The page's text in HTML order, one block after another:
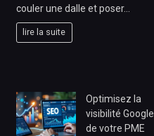
couler une dalle et poser…
lire la suite
Optimisez la
visibilité Google
de votre PME